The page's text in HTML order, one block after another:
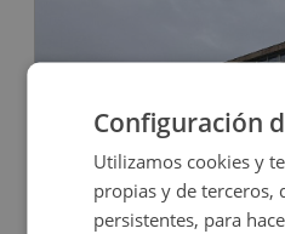
Oficina en venta en
Configuración
Utilizamos cookies y
propias y de terceros,
persistentes, para